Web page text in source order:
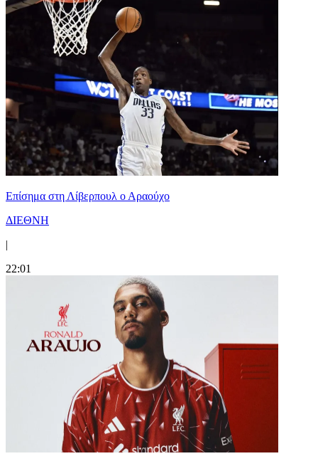
Επίσημα στη Λίβερπουλ ο Αραούχο
ΔΙΕΘΝΗ
|
22:01